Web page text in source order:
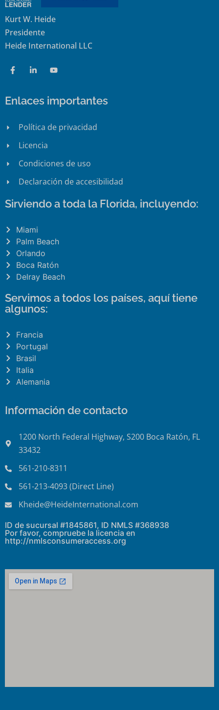
Kurt W. Heide
Presidente
Heide International LLC
Enlaces importantes
Política de privacidad
Licencia
Condiciones de uso
Declaración de accesibilidad
Sirviendo a toda la Florida, incluyendo:
Miami
Palm Beach
Orlando
Boca Ratón
Delray Beach
Servimos a todos los países, aquí tiene
algunos:
Francia
Portugal
Brasil
Italia
Alemania
Información de contacto
1200 North Federal Highway, S200 Boca Ratón, FL
33432
561-210-8311
561-213-4093 (Direct Line)
Kheide@HeideInternational.com
ID de sucursal #1845861, ID NMLS #368938
Por favor, compruebe la licencia en
http://nmlsconsumeraccess.org